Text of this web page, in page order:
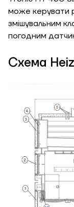
може керувати
змішувальним
погодним
СхемаВисота, м
Довжина, м
Ступінь
утеплення,